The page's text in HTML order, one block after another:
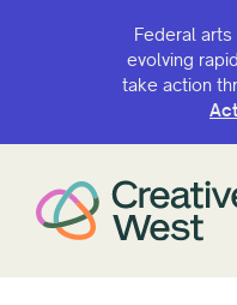
Federal
evolving
take action